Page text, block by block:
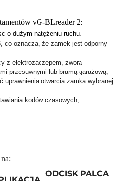
vG-BLreader 2:
o dużym natężeniu ruchu,
co oznacza, że zamek jest odporny
z elektrozaczepem, zworą
przesuwnymi lub bramą garażową,
uprawnienia otwarcia zamka wybranej
kodów czasowych,
ODCISK PALCA